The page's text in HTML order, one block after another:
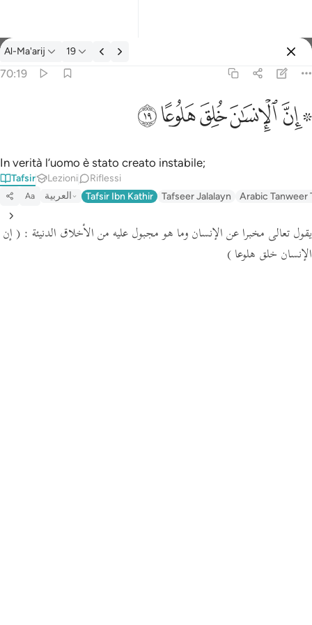
Tafsir: Al-Ma'arij 70:19
Al-Ma'arij 19
70:19
ﱪ ﱫﱬﱭﱮﱯ
In verità l’uomo è stato creato instabile;
Tafsir Lezioni Riflessi
Aa العربية Tafsir Ibn Kathir Tafseer Jalalayn Arabic Tanweer
يقول تعالى مخبرا عن الإنسان وما هو مجبول عليه من الأخلاق الدنيئة : ( إن
الإنسان خلق هلوعا )